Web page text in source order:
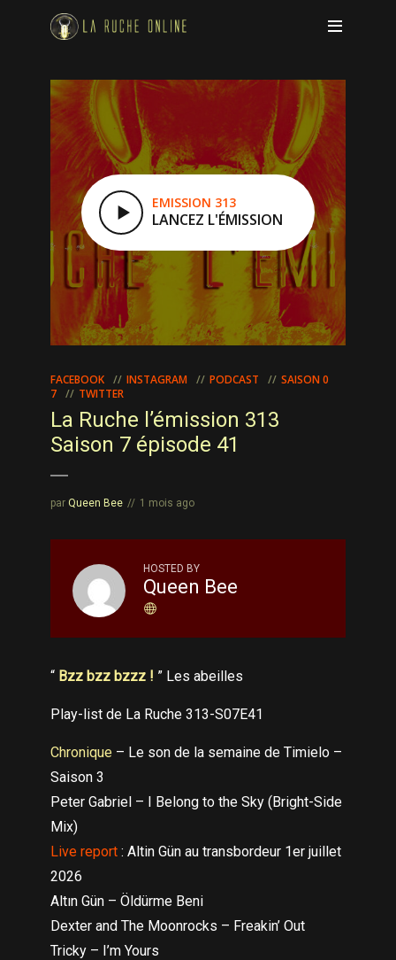
EMISSION 313
LANCEZ L'ÉMISSION
FACEBOOK INSTAGRAM PODCAST
SAISON 0
7
TWITTER
La Ruche l’émission 313
Saison 7 épisode 41
par Queen Bee 1 mois ago
HOSTED BY
Queen Bee
“ Bzz bzz bzzz ! ” Les abeilles
Play-list de La Ruche 313-S07E41
Chronique – Le son de la semaine de Timielo –
Saison 3
Peter Gabriel – I Belong to the Sky (Bright-Side
Mix)
Live report : Altin Gün au transbordeur 1er juillet
2026
Altın Gün – Öldürme Beni
Dexter and The Moonrocks – Freakin’ Out
Tricky – I’m Yours